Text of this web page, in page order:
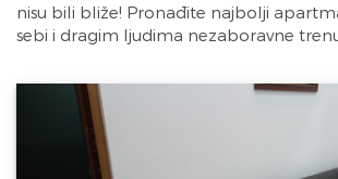
nisu bili bliže! Pronađite najbolji
sebi i dragim ljudima nezaboravne
Studio Apartman Hunter Beograd
Hunter nalazi se nedaleko od Hale
za 2 osobe